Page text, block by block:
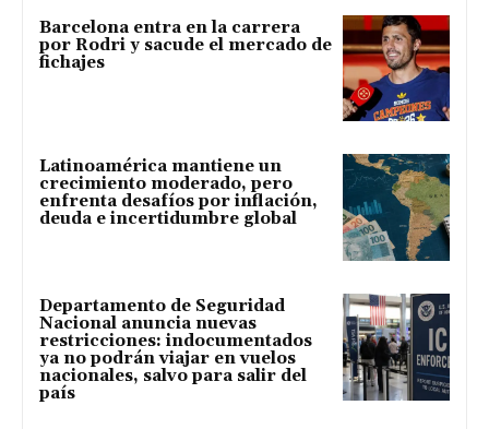
Barcelona entra en la carrera
por Rodri y sacude el mercado de
fichajes
Latinoamérica mantiene un
crecimiento moderado, pero
enfrenta desafíos por inflación,
deuda e incertidumbre global
Departamento de Seguridad
Nacional anuncia nuevas
restricciones: indocumentados
ya no podrán viajar en vuelos
nacionales, salvo para salir del
país